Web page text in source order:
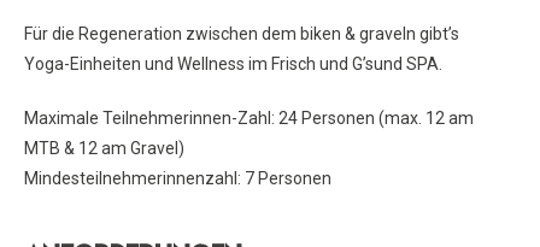
Für die Regeneration zwischen dem biken & graveln gibt’s
Yoga-Einheiten und Wellness im Frisch und G’sund SPA.
Maximale Teilnehmerinnen-Zahl: 24 Personen (max. 12 am
MTB & 12 am Gravel)
Mindesteilnehmerinnenzahl: 7 Personen